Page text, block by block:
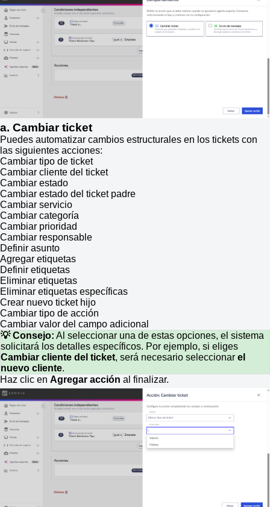
a. Cambiar ticket
Puedes automatizar cambios estructurales en los tickets con
las siguientes acciones:
Cambiar tipo de ticket
Cambiar cliente del ticket
Cambiar estado
Cambiar estado del ticket padre
Cambiar servicio
Cambiar categoría
Cambiar prioridad
Cambiar responsable
Definir asunto
Agregar etiquetas
Definir etiquetas
Eliminar etiquetas
Eliminar etiquetas específicas
Crear nuevo ticket hijo
Cambiar tipo de acción
Cambiar valor del campo adicional
💡 Consejo: Al seleccionar una de estas opciones, el sistema
solicitará los detalles específicos. Por ejemplo, si eliges
Cambiar cliente del ticket, será necesario seleccionar el
nuevo cliente.
Haz clic en Agregar acción al finalizar.